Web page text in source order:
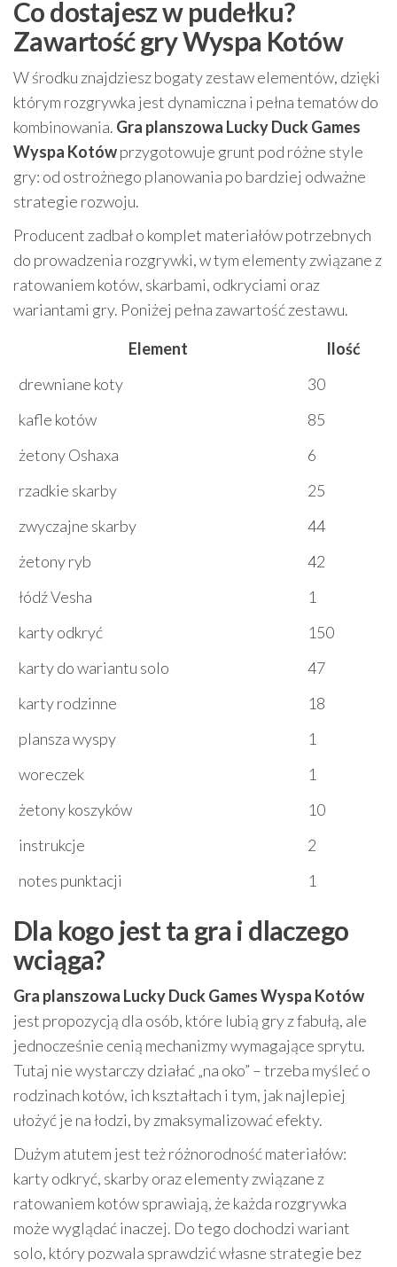
Co dostajesz w pudełku?
Zawartość gry Wyspa Kotów
W środku znajdziesz bogaty zestaw elementów, dzięki
którym rozgrywka jest dynamiczna i pełna tematów do
kombinowania. Gra planszowa Lucky Duck Games
Wyspa Kotówprzygotowuje grunt pod różne style
gry: od ostrożnego planowania po bardziej odważne
strategie rozwoju.
Producent zadbał o komplet materiałów potrzebnych
do prowadzenia rozgrywki, w tym elementy związane z
ratowaniem kotów, skarbami, odkryciami oraz
wariantami gry. Poniżej pełna zawartość zestawu.
Element
Ilość
drewniane koty
30
kafle kotów
85
żetony Oshaxa
6
rzadkie skarby
25
zwyczajne skarby
44
żetony ryb
42
łódź Vesha
1
karty odkryć
150
karty do wariantu solo
47
karty rodzinne
18
plansza wyspy
1
woreczek
1
żetony koszyków
10
instrukcje
2
notes punktacji
1
Dla kogo jest ta gra i dlaczego
wciąga?
Gra planszowa Lucky Duck Games Wyspa Kotów
jest propozycją dla osób, które lubią gry z fabułą, ale
jednocześnie cenią mechanizmy wymagające sprytu.
Tutaj nie wystarczy działać „na oko” – trzeba myśleć o
rodzinach kotów, ich kształtach i tym, jak najlepiej
ułożyć je na łodzi, by zmaksymalizować efekty.
Dużym atutem jest też różnorodność materiałów:
karty odkryć, skarby oraz elementy związane z
ratowaniem kotów sprawiają, że każda rozgrywka
może wyglądać inaczej. Do tego dochodzi wariant
solo, który pozwala sprawdzić własne strategie bez